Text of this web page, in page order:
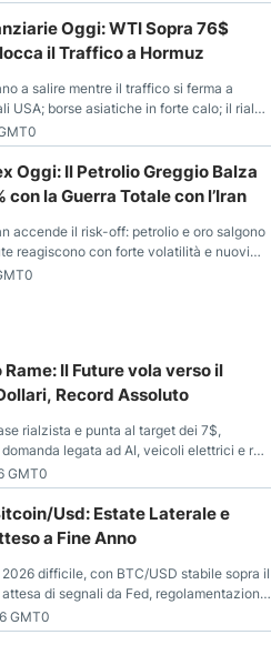
Oggi: WTI Sopra 76$
il Traffico a Hormuz
a salire mentre il traffico si ferma a
USA; borse asiatiche in forte calo; il rialzo
Oggi: Il Petrolio Greggio Balza
con la Guerra Totale con l’Iran
accende il risk-off: petrolio e oro salgono
reagiscono con forte volatilità e nuovi
Il Future vola verso il
Record Assoluto
rialzista e punta al target dei 7$,
legata ad AI, veicoli elettrici e reti
dal 2028.
GMT0
Usd: Estate Laterale e
a Fine Anno
difficile, con BTC/USD stabile sopra il
di segnali da Fed, regolamentazione
GMT0